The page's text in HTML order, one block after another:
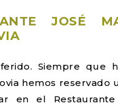
JOSÉ
Siempre que
hemos reservado
en el Restaurante